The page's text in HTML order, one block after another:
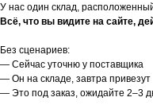
У нас один склад,
Всё, что вы видите на сайте,
Без сценариев:
— Сейчас уточню у поставщика
— Он на складе, завтра привезут
— Это под заказ, ожидайте 2–3